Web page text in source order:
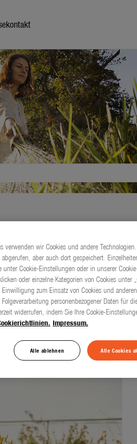
verwenden wir Cookies und andere
aber auch dort gespeichert.
Cookie-Einstellungen oder in unserer
oder einzelne Kategorien von Cookies unter
zum Einsatz von Cookies und anderen
personenbezogener Daten für
widerrufen, indem Sie Ihre Cookie-
Impressum.
Alle ablehnen Alle Cookies